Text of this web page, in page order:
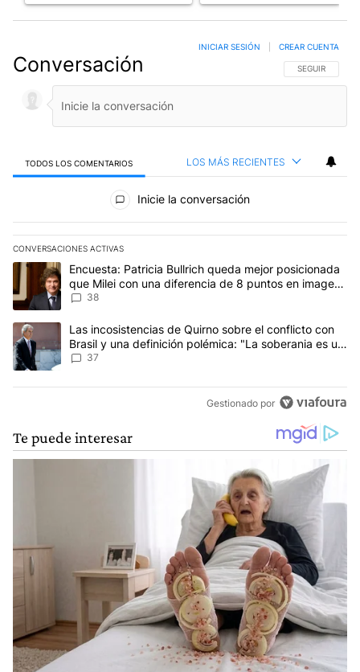
Conversación SIGA ESTA
SEGUIR
INICIAR SESIÓN CREAR CUENTA
TODOS LOS COMENTARIOS LOS MÁS RECIENTES
Todos los comentarios
Inicie la conversación
CONVERSACIONES ACTIVAS
Este listado muestra los artículos con más comentarios en los
Un artículo de tendencia con el título "Encuesta: Patricia
Encuesta: Patricia Bullrich queda mejor posicionada
que Milei con una diferencia de 8 puntos en imagen
negativa
38
Un artículo de tendencia con el título "Las incosistencias de
Las incosistencias de Quirno sobre el conflicto con
Brasil y una definición polémica: "La soberania es un
concepto antiguo"
37
Gestionado por